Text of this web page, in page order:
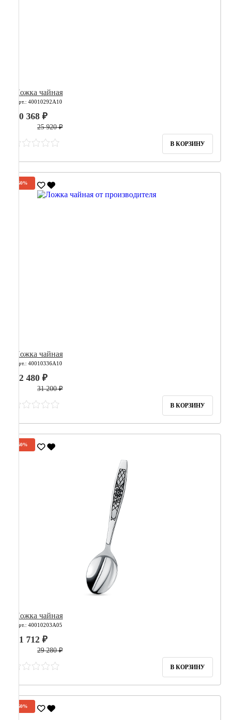
Ложка чайная
Арт.: 40010292А10
10 368 ₽
25 920 ₽
В КОРЗИНУ
-60%
Ложка чайная
Арт.: 40010336А10
12 480 ₽
31 200 ₽
В КОРЗИНУ
-60%
Ложка чайная
Арт.: 40010203А05
11 712 ₽
29 280 ₽
В КОРЗИНУ
-60%